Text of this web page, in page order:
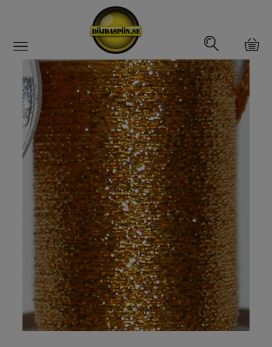
Gäddfemman
Abborrfemman
Interfiske
Rullar
Spön
Fiskeset
Fiskedrag
Fiskelinor
Småplock